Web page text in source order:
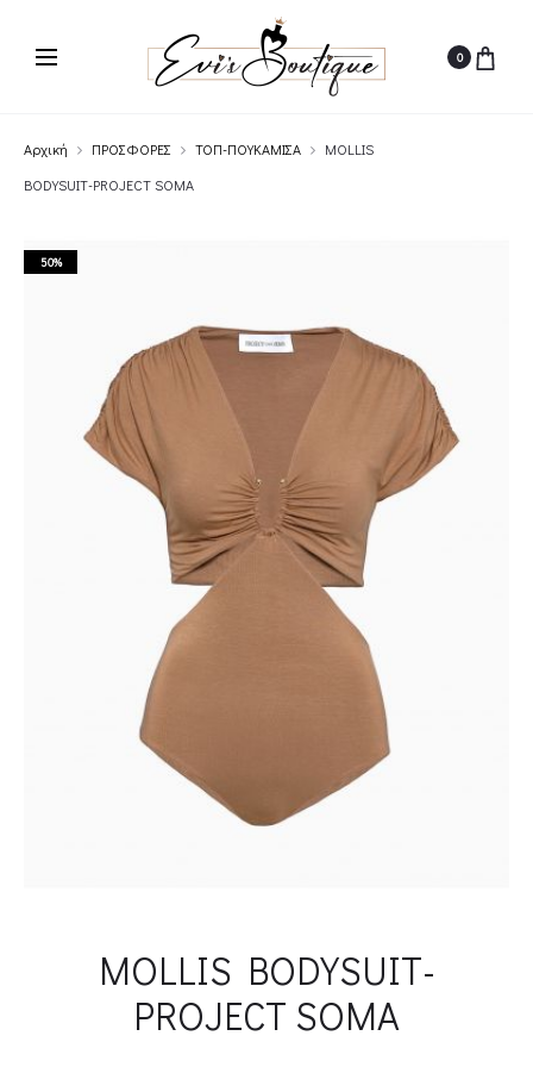
0
Αρχική ΠΡΟΣΦΟΡΕΣ ΤΟΠ-ΠΟΥΚΑΜΙΣΑ
MOLLIS
BODYSUIT-PROJECT SOMA
50%
MOLLIS BODYSUIT-
PROJECT SOMA